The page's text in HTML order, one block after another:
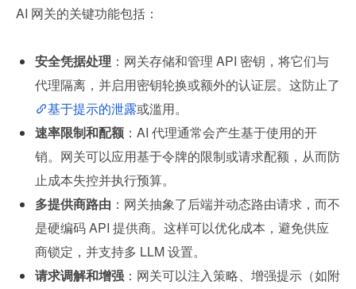
AI 网关的关键功能包括：
安全凭据处理 ：网关存储和管理 API 密钥，将它们与
代理隔离，并启用密钥轮换或额外的认证层。这防止了
基于提示的泄露或滥用。
速率限制和配额 ：AI 代理通常会产生基于使用的开
销。网关可以应用基于令牌的限制或请求配额，从而防
止成本失控并执行预算。
多提供商路由 ：网关抽象了后端并动态路由请求，而不
是硬编码 API 提供商。这样可以优化成本，避免供应
商锁定，并支持多 LLM 设置。
请求调解和增强 ：网关可以注入策略、增强提示（如附